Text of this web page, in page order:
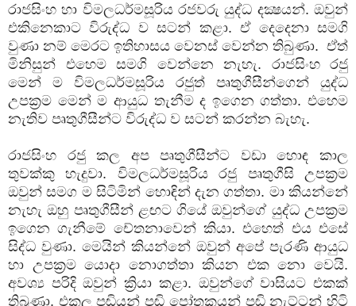
රාජසිංහ හා විමලධර්මසූරිය රජවරු යුද්ධ දක්‍ෂයන්. ඔවුන්
එකිනෙකාට විරුද්ධ ව සටන් කළා. ඒ දෙදෙනා සමගි
වුණා නම් මෙරට ඉතිහාසය වෙනස් වෙන්න තිබුණා. ඒත්
මිනිසුන් එහෙම සමගි වෙන්නෙ නැහැ. රාජසිංහ රජු
මෙන් ම විමලධර්මසූරිය රජුත් පෘතුගීසීන්ගෙන් යුද්ධ
උපක්‍රම මෙන් ම ආයුධ තැනීම ද ඉගෙන ගත්තා. එහෙම
නැතිව පෘතුගීසීන්ට විරුද්ධ ව සටන් කරන්න බැහැ.
රාජසිංහ රජු කල අප පෘතුගීසීන්ට වඩා හොඳ කාල
තුවක්කු හැදුවා. විමලධර්මසූරිය රජු පෘතුගීසි උපක්‍රම
ඔවුන් සමග ම සිටිමින් හොඳින් දැන ගත්තා. මා කියන්නේ
නැහැ ඔහු පෘතුගීසීන් ළඟට ගියේ ඔවුන්ගේ යුද්ධ උපක්‍රම
ඉගෙන ගැනීමේ චේතනාවෙන් කියා. එහෙත් එය එසේ
සිද්ධ වුණා. මෙයින් කියන්නේ ඔවුන් අපේ පැරණි ආයුධ
හා උපක්‍රම යොදා නොගත්තා කියන එක නො වෙයි.
අවශ්‍ය පරිදි ඔවුන් ක්‍රියා කළා. ඔවුන්ගේ වාසියට එකක්
තිබුණා. එකල පඬියන් පඬි පෝතකයන් පඬි නැට්ටන් හිටි